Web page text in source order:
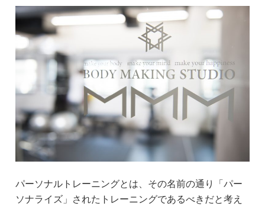
パーソナルトレーニングとは、その名前の通り「パー
ソナライズ」されたトレーニングであるべきだと考え